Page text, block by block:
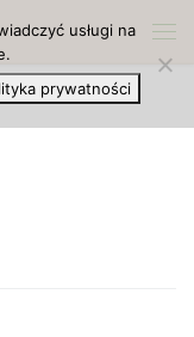
usługi na
prywatności